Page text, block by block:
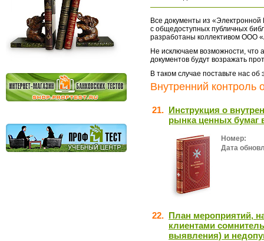
Все документы из «Электронной
с общедоступных публичных
разработаны коллективом ООО
Не исключаем возможности, что
документов будут возражать
В таком случае поставьте нас
Внутренний контроль
21. Инструкция о
рынка ценных
Номер:
Дата
22. План мероприятий,
клиентами
выявления) и